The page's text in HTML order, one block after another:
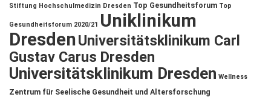
Stiftung Hochschulmedizin Dresden Top Gesundheitsforum Top
Gesundheitsforum 2020/21 Uniklinikum
DresdenUniversitätsklinikum Carl
Gustav Carus Dresden
Universitätsklinikum Dresden Wellness
Zentrum für Seelische Gesundheit und Altersforschung